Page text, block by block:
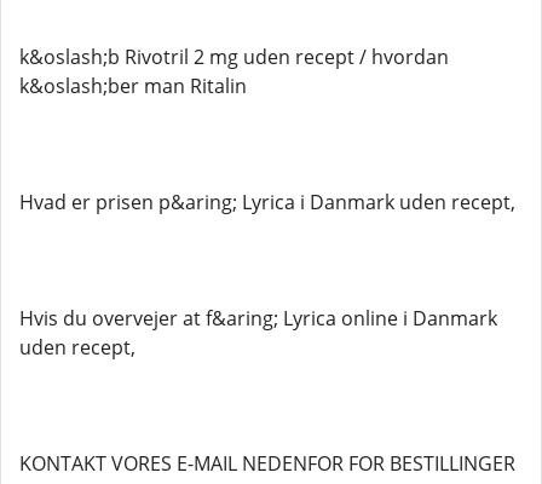
k&oslash;b Rivotril 2 mg uden recept / hvordan
k&oslash;ber man Ritalin
Hvad er prisen p&aring; Lyrica i Danmark uden recept,
Hvis du overvejer at f&aring; Lyrica online i Danmark
uden recept,
KONTAKT VORES E-MAIL NEDENFOR FOR BESTILLINGER